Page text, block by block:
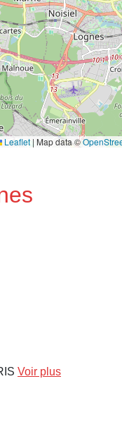
Leaflet | Map data ©
Voir plus